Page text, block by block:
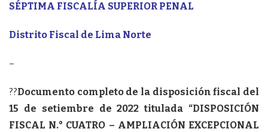
SÉPTIMA FISCALÍA SUPERIOR PENAL
Distrito Fiscal de Lima Norte
–
??Documento completo de la disposición fiscal del
15 de setiembre de 2022 titulada “DISPOSICIÓN
FISCAL N.° CUATRO – AMPLIACIÓN EXCEPCIONAL